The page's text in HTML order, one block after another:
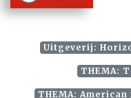
Uitgeverij:
THEMA:
THEMA: